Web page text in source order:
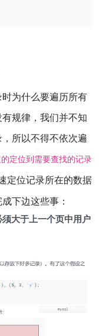
为什么要遍历所有
规律，我们并不知
所以不得不依次遍
定位到需要查找的记录
定位记录所在的数据
下边这些事：
大于上一个页中用户